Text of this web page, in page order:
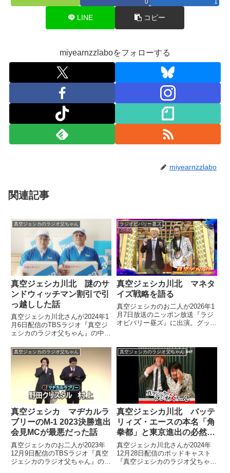
LINE コピー
miyearnzzlaboをフォローする
miyearnzzlabo
関連記事
真空ジェシカのラジオ父ちゃん
真空ジェシカ川北 謎のサ
ンドウィッチマン割引で引
っ越しした話
真空ジェシカ川北さんが2024年1
月6日配信のTBSラジオ『真空ジ
ェシカのラジオ父ちゃん』の中で
ク。業者に所属事務所を聞かれ、
咄嗟に「グレープカンパニーで
す」と言ってしまったところ、謎
のサンドウィッチマン割引が適用
された話をしていました。
ラジオビバリー昼ズ
真空ジェシカ川北 マネタ
イズ戦略を語る
真空ジェシカのお二人が2026年1
月7日放送のニッポン放送『ラジ
オビバリー昼ズ』に出演。グッズ
真空ジェシカのラジオ父ちゃん
真空ジェシカ マヂカルラ
ブリーのM-1 2023決勝進出
会見MCが最悪だった話
真空ジェシカのお二人が2023年
12月9日配信のTBSラジオ『真空
ジェシカのラジオ父ちゃん』の中
真空ジェシカのラジオ父ちゃん
真空ジェシカ川北 バッテ
リィズ・エースの本名「角
拳都」と東京進出の必然性
を語る
真空ジェシカ川北さんが2024年
12月28日配信のポッドキャスト
『真空ジェシカのラジオ父ちゃ